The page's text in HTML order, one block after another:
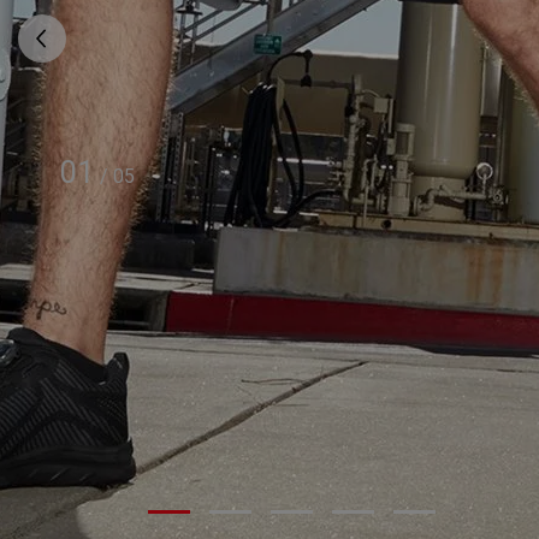
01 / 05